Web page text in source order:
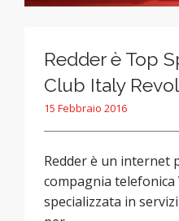
Redder è Top
Club Italy
15 Febbraio 2016
Redder è un internet
compagnia telefonica
specializzata in